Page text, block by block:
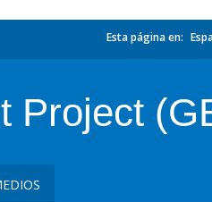
Esta página en:
Project